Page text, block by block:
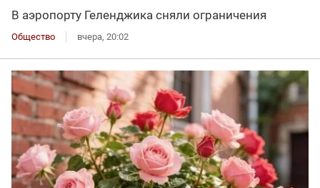
В аэропорту Геленджика сняли ограничения
Общество вчера, 20:02